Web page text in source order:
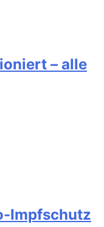
– alle
Impfschutz